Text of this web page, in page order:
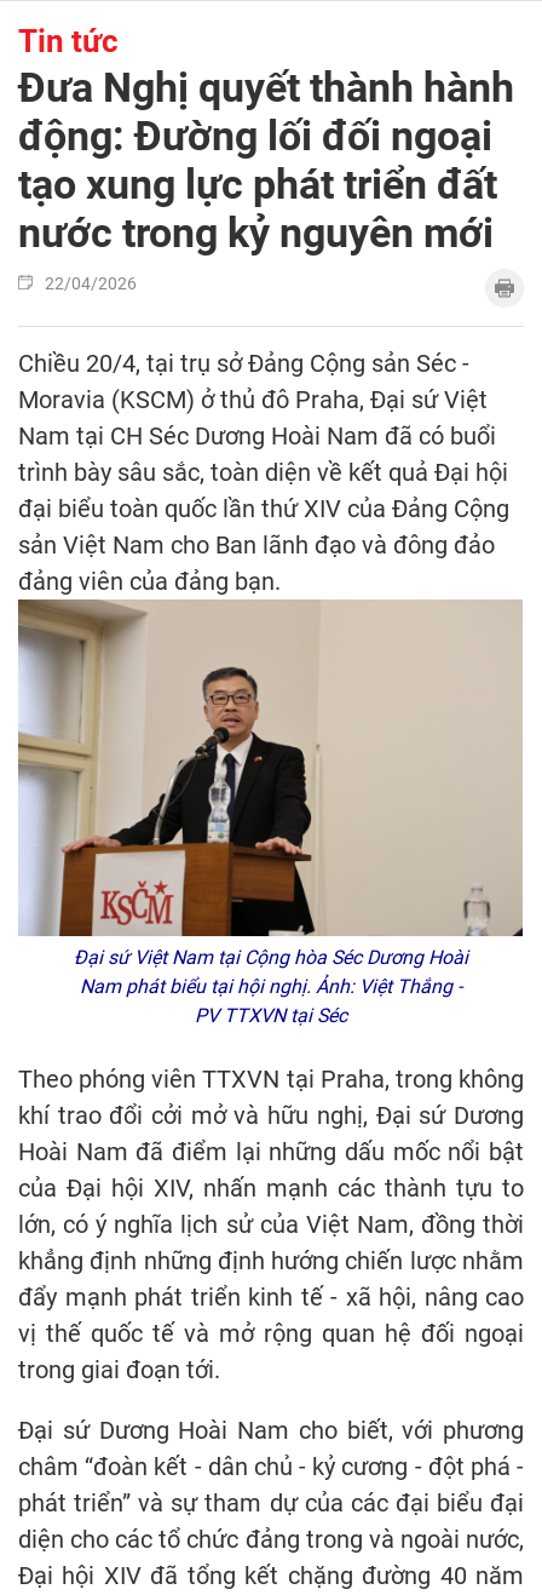
Tin tức
Đưa Nghị quyết thành hành
động: Đường lối đối ngoại
tạo xung lực phát triển đất
nước trong kỷ nguyên mới
22/04/2026
Chiều 20/4, tại trụ sở Đảng Cộng sản Séc -
Moravia (KSCM) ở thủ đô Praha, Đại sứ Việt
Nam tại CH Séc Dương Hoài Nam đã có buổi
trình bày sâu sắc, toàn diện về kết quả Đại hội
đại biểu toàn quốc lần thứ XIV của Đảng Cộng
sản Việt Nam cho Ban lãnh đạo và đông đảo
đảng viên của đảng bạn.
Đại sứ Việt Nam tại Cộng hòa Séc Dương Hoài
Nam phát biểu tại hội nghị. Ảnh: Việt Thắng -
PV TTXVN tại Séc
Theo phóng viên TTXVN tại Praha, trong không
khí trao đổi cởi mở và hữu nghị, Đại sứ Dương
Hoài Nam đã điểm lại những dấu mốc nổi bật
của Đại hội XIV, nhấn mạnh các thành tựu to
lớn, có ý nghĩa lịch sử của Việt Nam, đồng thời
khẳng định những định hướng chiến lược nhằm
đẩy mạnh phát triển kinh tế - xã hội, nâng cao
vị thế quốc tế và mở rộng quan hệ đối ngoại
trong giai đoạn tới.
Đại sứ Dương Hoài Nam cho biết, với phương
châm “đoàn kết - dân chủ - kỷ cương - đột phá -
phát triển” và sự tham dự của các đại biểu đại
diện cho các tổ chức đảng trong và ngoài nước,
Đại hội XIV đã tổng kết chặng đường 40 năm